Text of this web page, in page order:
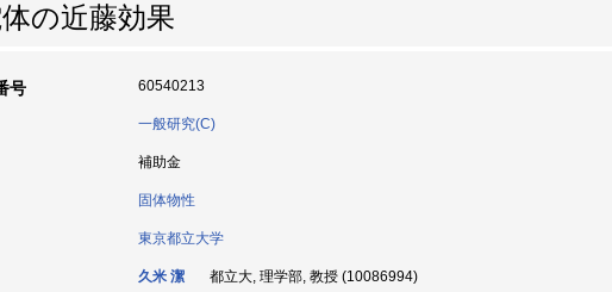
の近藤効果
号 60540213
一般研究(C)
補助金
固体物性
東京都立大学
久米 潔 都立大, 理学部, 教授 (10086994)